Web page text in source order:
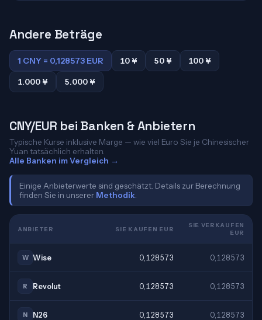
Andere Beträge
1 CNY = 0,128573 EUR 10 ¥ 50 ¥
100 ¥
1.000 ¥
5.000 ¥
CNY/EUR bei Banken & Anbietern
Typische Kurse inklusive Marge — wie viel Euro Sie je Chinesischer
Yuan tatsächlich erhalten.
Alle Banken im Vergleich →
Einige Anbieterwerte sind geschätzt. Details zur Berechnung
finden Sie in unserer Methodik
ANBIETER SIE KAUFEN EUR
SIE VERKAUFEN
EUR
W Wise 0,128573 0,128573
R Revolut 0,128573 0,128573
N N26 0,128573 0,128573